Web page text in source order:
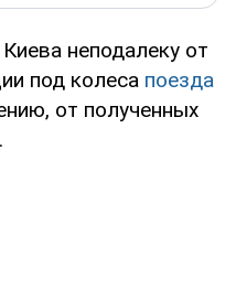
неподалеку от
под колеса поезда
от полученных